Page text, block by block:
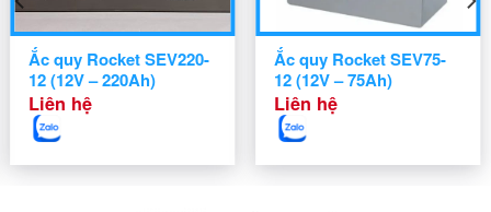
Ắc quy Rocket SEV220-
12 (12V – 220Ah)
Liên hệ
Ắc quy Rocket SEV75-
12 (12V – 75Ah)
Liên hệ